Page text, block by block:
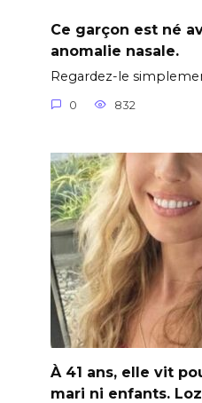
Ce garçon est né
anomalie nasale.
Regardez-le
0 832
À 41 ans, elle vit
mari ni enfants.